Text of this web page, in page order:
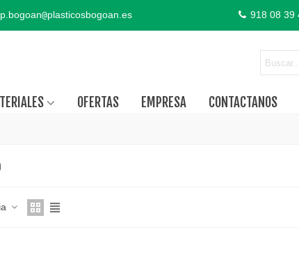
@plasticosbogoan.es 918 08 39
OFERTAS EMPRESA CONTACTANOS